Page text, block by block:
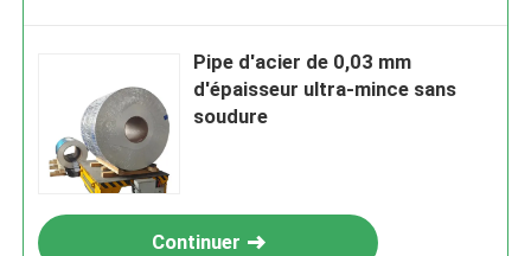
Pipe d'acier de 0,03 mm
d'épaisseur ultra-mince sans
soudure
Continuer